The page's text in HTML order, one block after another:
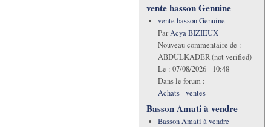
vente basson Genuine
vente basson Genuine
ParAcya BIZIEUX
Nouveau commentaire de :
ABDULKADER (not verified)
Le : 07/08/2026 - 10:48
Dans le forum :
Achats - ventes
Basson Amati à vendre
Basson Amati à vendre